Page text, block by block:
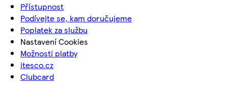
Přístupnost
Podívejte se, kam doručujeme
Poplatek za službu
Nastavení Cookies
Možnosti platby
itesco.cz
Clubcard